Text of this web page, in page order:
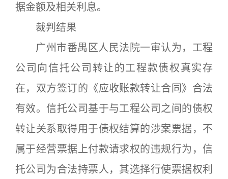
据金额及相关利息。
裁判结果
广州市番禺区人民法院一审认为，工程
公司向信托公司转让的工程款债权真实存
在，双方签订的《应收账款转让合同》合法
有效。信托公司基于与工程公司之间的债权
转让关系取得用于债权结算的涉案票据，不
属于经营票据上付款请求权的违规行为，信
托公司为合法持票人，其选择行使票据权利